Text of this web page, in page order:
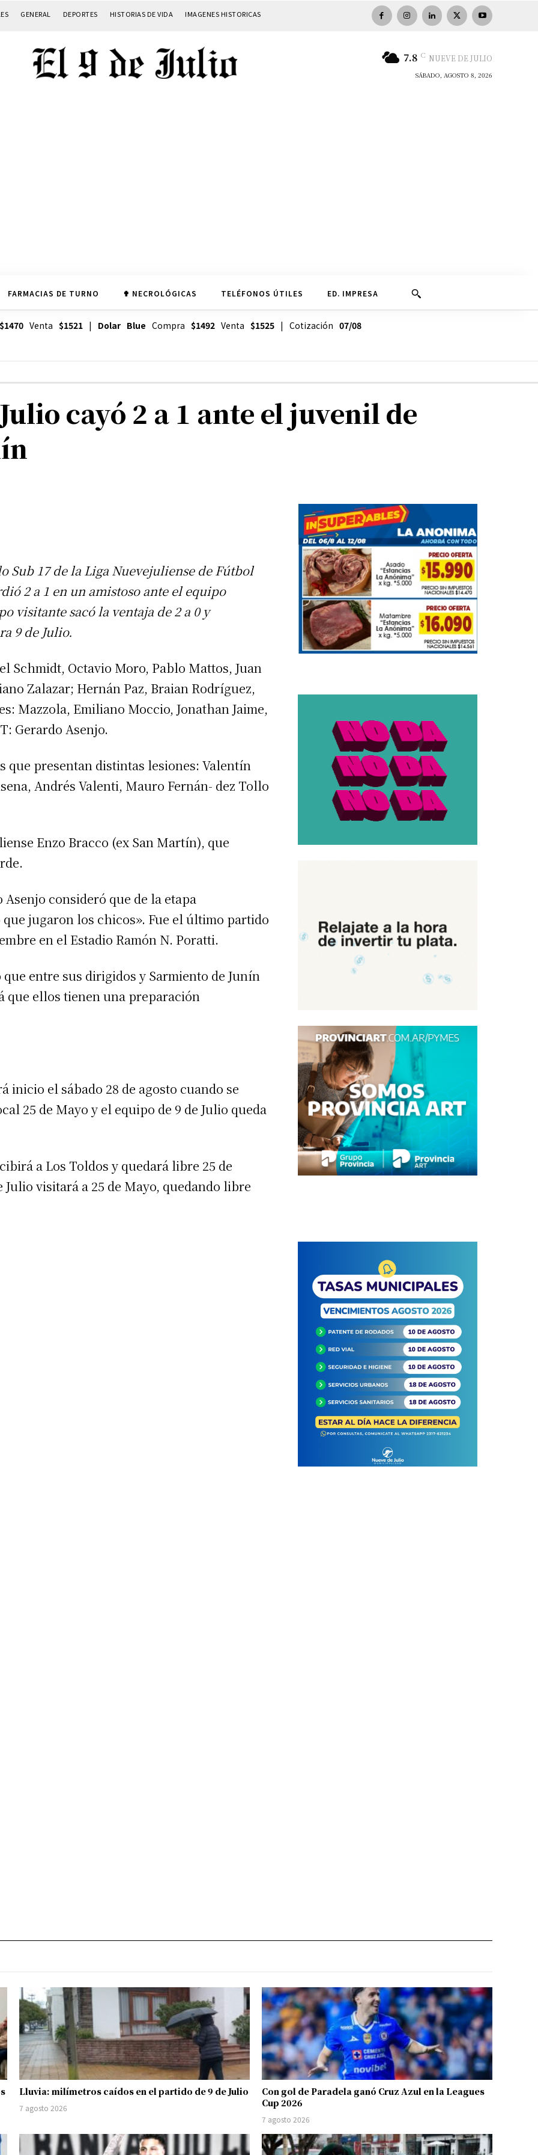
GENERAL DEPORTES HISTORIAS DE VIDA IMAGENES HISTORICAS
7.8 C NUEVE DE JULIO
SÁBADO, AGOSTO 8, 2026
FARMACIAS DE TURNO ✟ NECROLÓGICAS TELÉFONOS ÚTILES ED. IMPRESA
$1470Venta $1521| Dolar Blue Compra $1492Venta $1525| Cotización 07/08
cayó 2 a 1 ante el juvenil de
Sub 17 de la Liga Nuevejuliense de Fútbol
2 a 1 en un amistoso ante el equipo
visitante sacó la ventaja de 2 a 0 y
9 de Julio.
Schmidt, Octavio Moro, Pablo Mattos, Juan
Zalazar; Hernán Paz, Braian Rodríguez,
Mazzola, Emiliano Moccio, Jonathan Jaime,
Gerardo Asenjo.
que presentan distintas lesiones: Valentín
Andrés Valenti, Mauro Fernán- dez Tollo
Enzo Bracco (ex San Martín), que
consideró que de la etapa
jugaron los chicos». Fue el último partido
en el Estadio Ramón N. Poratti.
entre sus dirigidos y Sarmiento de Junín
que ellos tienen una preparación
inicio el sábado 28 de agosto cuando se
25 de Mayo y el equipo de 9 de Julio queda
a Los Toldos y quedará libre 25 de
Julio visitará a 25 de Mayo, quedando libre
Lluvia: milímetros caídos en el partido de 9 de Julio
7 agosto 2026
Con gol de Paradela ganó Cruz Azul en la Leagues
Cup 2026
7 agosto 2026